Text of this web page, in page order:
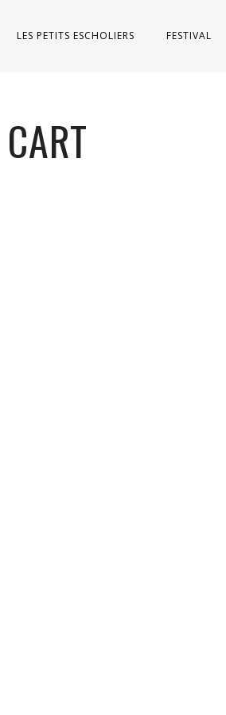
LES PETITS ESCHOLIERS FESTIVAL
CART